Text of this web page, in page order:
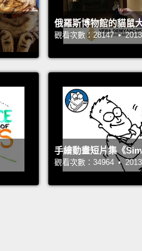
俄羅斯博物館的貓鼠
觀看次數：28147 •
手繪動畫短片集《
觀看次數：34964 •